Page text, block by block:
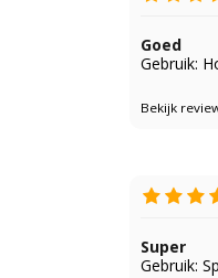
Goed
Gebruik:
Bekijk
Super
Gebruik: